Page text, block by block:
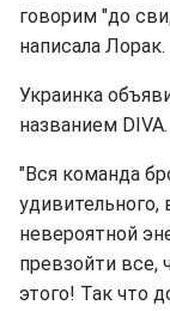
говорим "до
написала Лорак.
Украинка
названием DIVA.
"Вся команда
удивительного,
невероятной
превзойти все,
этого! Так что